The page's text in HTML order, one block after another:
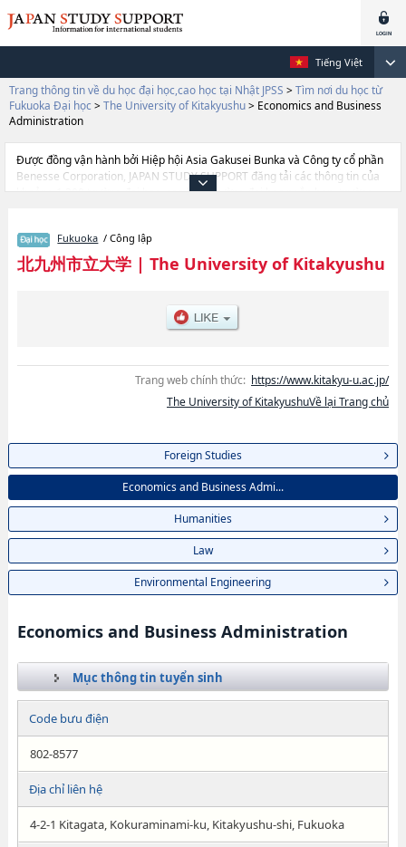
Tiếng Việt
Trang thông tin về du học đại học,cao học tại Nhật JPSS > Tìm nơi du học từ
Fukuoka Đại học > The University of Kitakyushu> Economics and Business
Administration
Được đồng vận hành bởi Hiệp hội Asia Gakusei Bunka và Công ty cổ phần
Benesse Corporation, JAPAN STUDY SUPPORT đăng tải các thông tin của
khoảng 1.300 trường đại học, cao học, trường đại học ngắn hạn, trường
thông tin cần thiết dành cho du học sinh, như là về các Ngành Foreign
StudieshoặcNgành Economics and Business AdministrationhoặcNgành
HumanitieshoặcNgành LawhoặcNgành Environmental Engineering, thông
tuyển sinh, số lượng trúng tuyển, cở sở trang thiết bị, hướng dẫn địa điểm
Fukuoka / Công lập
北九州市立大学| The University of Kitakyushu
Trang web chính thức: https://www.kitakyu-u.ac.jp/
The University of KitakyushuVề lại Trang chủ
Foreign Studies
Economics and Business Admi...
Humanities
Law
Environmental Engineering
Economics and Business Administration
Mục thông tin tuyển sinh
Code bưu điện
802-8577
Địa chỉ liên hệ
4-2-1 Kitagata, Kokuraminami-ku, Kitakyushu-shi, Fukuoka